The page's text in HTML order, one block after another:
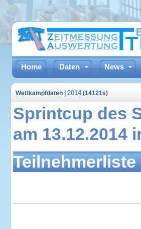
Home Daten News
Wettkampfdaten | 2014(14121s)
Sprintcup des
am 13.12.2014
Teilnehmerliste